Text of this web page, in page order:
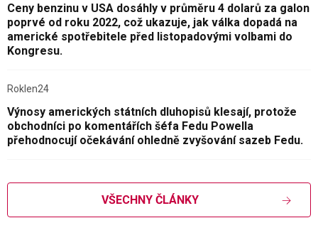
Ceny benzinu v USA dosáhly v průměru 4 dolarů za galon
poprvé od roku 2022, což ukazuje, jak válka dopadá na
americké spotřebitele před listopadovými volbami do
Kongresu.
Roklen24
Výnosy amerických státních dluhopisů klesají, protože
obchodníci po komentářích šéfa Fedu Powella
přehodnocují očekávání ohledně zvyšování sazeb Fedu.
VŠECHNY ČLÁNKY